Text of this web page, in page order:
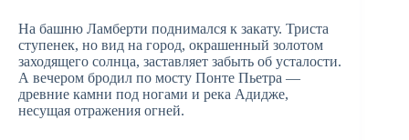
На башню Ламберти поднимался к закату. Триста
ступенек, но вид на город, окрашенный золотом
заходящего солнца, заставляет забыть об усталости.
А вечером бродил по мосту Понте Пьетра —
древние камни под ногами и река Адидже,
несущая отражения огней.